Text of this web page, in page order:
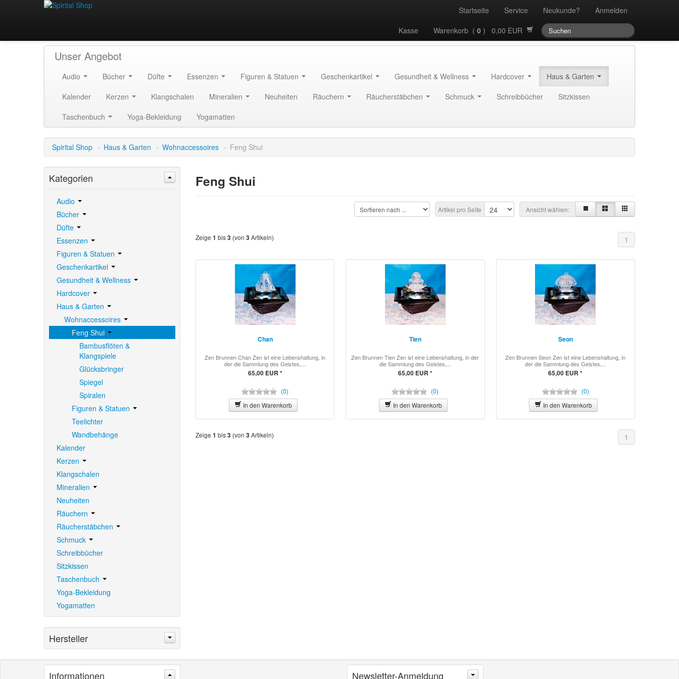
Startseite Service Neukunde?
Anmelden
Kasse
Warenkorb ( 0 ) 0,00 EUR
Unser Angebot
Audio Bücher Düfte Essenzen Figuren & Statuen Geschenkartikel Gesundheit & Wellness Hardcover
Haus & Garten
Kalender
Kerzen Klangschalen Mineralien Neuheiten Räuchern Räucherstäbchen Schmuck Schreibbücher
Sitzkissen
Taschenbuch
Yoga-Bekleidung Yogamatten
Spirital Shop » Haus & Garten » Wohnaccessoires » Feng Shui
Feng Shui
Ansicht wählen:
Artikel pro Seite
Zeige 1 bis3 (von 3 Artikeln) 1
Chan
Zen Brunnen Chan Zen ist eine Lebenshaltung, in
der die Sammlung des Geistes,...
65,00 EUR *
(0)
In den Warenkorb
Tien
Zen Brunnen Tien Zen ist eine Lebenshaltung, in der
die Sammlung des Geistes,...
65,00 EUR *
(0)
In den Warenkorb
Seon
Zen Brunnen Seon Zen ist eine Lebenshaltung, in
der die Sammlung des Geistes,...
65,00 EUR *
(0)
In den Warenkorb
Zeige 1 bis3 (von 3 Artikeln) 1
Kategorien
Audio
Bücher
Düfte
Essenzen
Figuren & Statuen
Geschenkartikel
Gesundheit & Wellness
Hardcover
Haus & Garten
Wohnaccessoires
Feng Shui
Bambusflöten &
Klangspiele
Glücksbringer
Spiegel
Spiralen
Figuren & Statuen
Teelichter
Wandbehänge
Kalender
Kerzen
Klangschalen
Mineralien
Neuheiten
Räuchern
Räucherstäbchen
Schmuck
Schreibbücher
Sitzkissen
Taschenbuch
Yoga-Bekleidung
Yogamatten
Hersteller
Informationen Newsletter-Anmeldung